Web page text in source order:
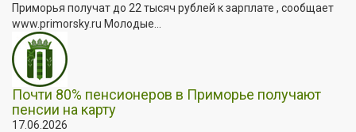
Приморья получат до 22 тысяч рублей к зарплате , сообщает
www.primorsky.ru Молодые...
Почти 80% пенсионеров в Приморье получают
пенсии на карту
17.06.2026